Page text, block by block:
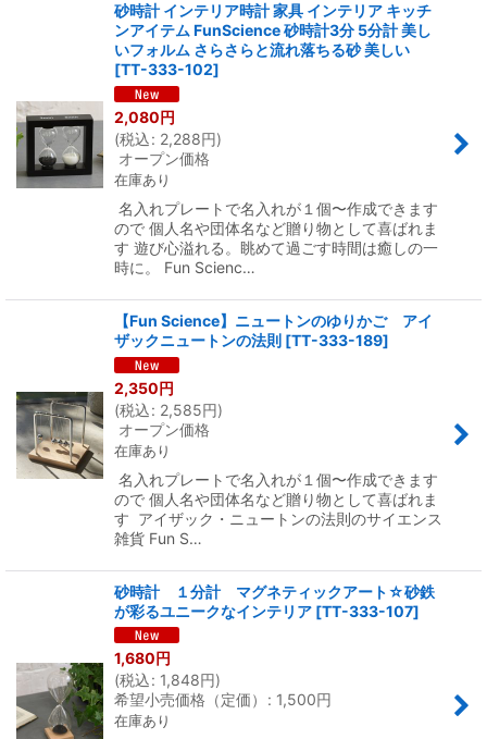
砂時計 インテリア時計 家具 インテリア キッチ
ンアイテム FunScience 砂時計3分 5分計 美し
いフォルム さらさらと流れ落ちる砂 美しい
[TT-333-102]
2,080円
(税込: 2,288円)
オープン価格
在庫あり
名入れプレートで名入れが１個〜作成できます
ので 個人名や団体名など贈り物として喜ばれま
す 遊び心溢れる。眺めて過ごす時間は癒しの一
時に。 Fun Scienc…
【Fun Science】ニュートンのゆりかご アイ
ザックニュートンの法則 [TT-333-189]
2,350円
(税込: 2,585円)
オープン価格
在庫あり
名入れプレートで名入れが１個〜作成できます
ので 個人名や団体名など贈り物として喜ばれま
す アイザック・ニュートンの法則のサイエンス
雑貨 Fun S…
砂時計 １分計 マグネティックアート☆砂鉄
が彩るユニークなインテリア [TT-333-107]
1,680円
(税込: 1,848円)
希望小売価格（定価）
: 1,500円
在庫あり